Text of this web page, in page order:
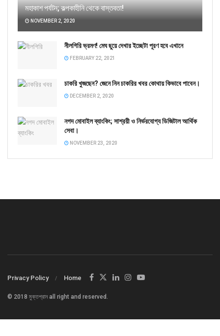
মহাকাশ পর্যটন; কল্পকাহীনি থেকে বাস্তবতা!
NOVEMBER 2, 2020
নীলগিরি ভ্রমণ! মেঘ ছুয়ে দেখার ইচ্ছেটা পূরণ হবে এখানে
FEBRUARY 22, 2021
চাকরি খুজছেন? জেনে নিন চাকরির খবর কোথায় কিভাবে পাবেন।
DECEMBER 2, 2020
নগদ মোবাইল ব্যাংকিং; সাশ্রয়ী ও নির্ভরযোগ্য ডিজিটাল আর্থিক
সেবা।
NOVEMBER 23, 2020
Privacy Policy Home
© 2018 মুক্তপ্রান all right and reserved.